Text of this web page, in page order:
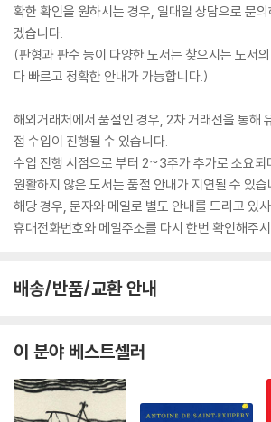
확한 확인을 원하시는 경우, 일대일 상담으로 문
겠습니다.
(판형과 판수 등이 다양한 도서는 찾으시는 도서
다 빠르고 정확한 안내가 가능합니다.)
해외거래처에서 품절인 경우, 2차 거래선을 통해
접 수입이 진행될 수 있습니다.
수입 진행 시점으로 부터 2~3주가 추가로 소요되
원활하지 않은 도서는 품절 안내가 지연될 수 있습
해당 경우, 문자와 메일로 별도 안내를 드리고 있
휴대전화번호와 메일주소를 다시 한번 확인해주
배송/반품/교환 안내
이 분야 베스트셀러